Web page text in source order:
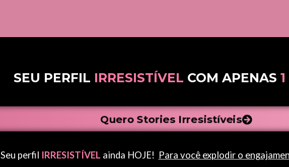
SEU PERFIL IRRESISTÍVEL COM APENAS
Quero Stories Irresistíveis
Seu perfil IRRESISTÍVEL ainda HOJE! Para você explodir o